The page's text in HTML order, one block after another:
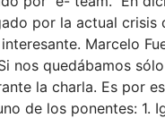
por la actual crisis
Marcelo
nos quedábamos
la charla. Es por
de los ponentes: 1.